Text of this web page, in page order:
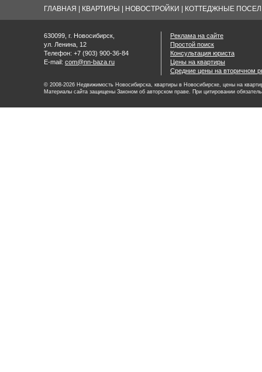
ГЛАВНАЯ КВАРТИРЫ НОВОСТРОЙКИ КОТТЕДЖНЫЕ
630099, г. Новосибирск,
ул. Ленина, 12
Телефон: +7 (903) 900-36-84
E-mail: com@nn-baza.ru
Реклама на сайте
Простой поиск
Консультация юриста
Цены на квартиры
Средние цены на вторичном
© 2008-2026 Недвижимость Новосибирска, квартиры в Новосибирске, цены на
Материалы сайта защищены Законом об авторском праве. При цитировании